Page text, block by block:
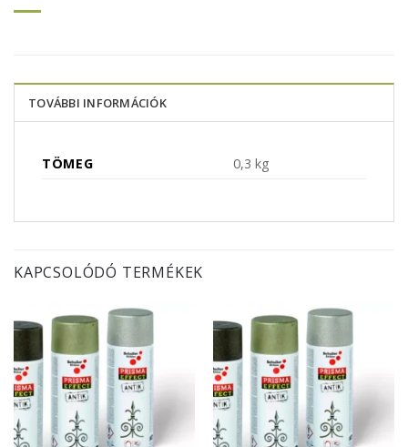
TOVÁBBI INFORMÁCIÓK
TÖMEG 0,3 kg
KAPCSOLÓDÓ TERMÉKEK